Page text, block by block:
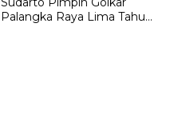
Palangka Raya Lima Tahun